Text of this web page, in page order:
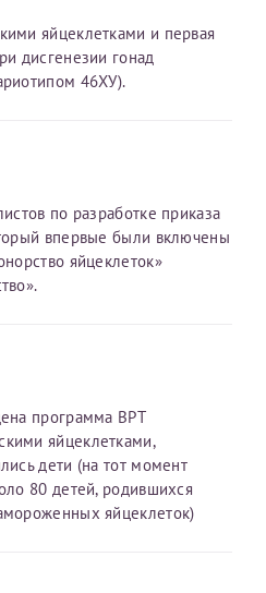
яйцеклетками и первая
дисгенезии гонад
46ХУ).
по разработке приказа
впервые были включены
яйцеклеток»
программа ВРТ
яйцеклетками,
дети (на тот момент
80 детей, родившихся
яйцеклеток)